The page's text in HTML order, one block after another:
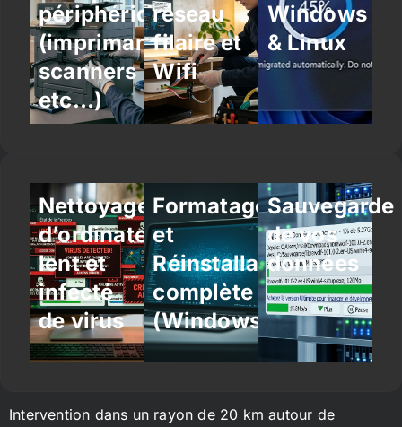
périphériques
(imprimantes,
scanners
etc…)
réseau
filaire et
Wifi
Windows
& Linux
Nettoyage
d’ordinateur
lent et
infecté
de virus
Formatage
et
Réinstallation
complète
(Windows/Linux)
Sauvegarde
de vos
données
Intervention dans un rayon de 20 km autour de